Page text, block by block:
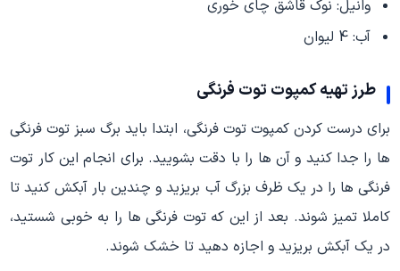
وانیل: نوک قاشق چای خوری
آب: 4 لیوان
طرز تهیه کمپوت توت فرنگی
برای درست کردن کمپوت توت فرنگی، ابتدا باید برگ سبز توت فرنگی
ها را جدا کنید و آن ها را با دقت بشویید. برای انجام این کار توت
فرنگی ها را در یک ظرف بزرگ آب بریزید و چندین بار آبکش کنید تا
کاملا تمیز شوند. بعد از این که توت فرنگی ها را به خوبی شستید،
در یک آبکش بریزید و اجازه دهید تا خشک شوند.